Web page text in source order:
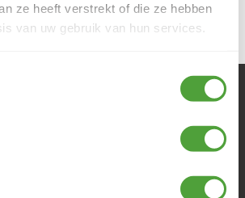
ze heeft verstrekt of die ze hebben
van uw gebruik van hun services.